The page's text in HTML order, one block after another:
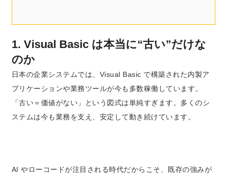
1. Visual Basic は本当に“古い”だけな
のか
日本の企業システムでは、Visual Basic で構築された内製ア
プリケーションや業務ツールが今も多数稼働しています。
「古い＝価値がない」という図式は単純すぎます。多くのシ
ステムは今も業務を支え、安定して動き続けています。
AI やローコードが注目される時代だからこそ、既存の強みが